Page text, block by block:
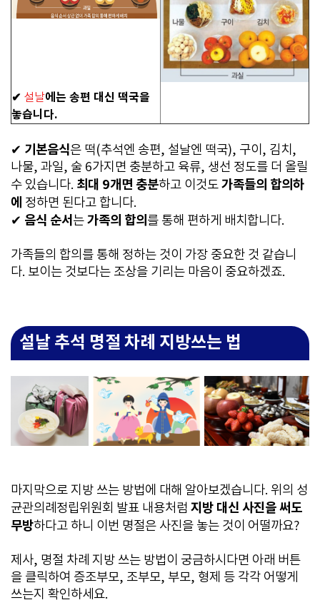
✔ 설날에는 송편 대신 떡국을
놓습니다.
✔ 기본음식은 떡(추석엔 송편, 설날엔 떡국), 구이, 김치,
나물, 과일, 술 6가지면 충분하고 육류, 생선 정도를 더 올릴
수 있습니다. 최대 9개면 충분하고 이것도 가족들의 합의하
에 정하면 된다고 합니다.
✔ 음식 순서 는 가족의 합의 를 통해 편하게 배치합니다.
가족들의 합의를 통해 정하는 것이 가장 중요한 것 같습니
다. 보이는 것보다는 조상을 기리는 마음이 중요하겠죠.
설날 추석 명절 차례 지방쓰는 법
마지막으로 지방 쓰는 방법에 대해 알아보겠습니다. 위의 성
균관의례정립위원회 발표 내용처럼 지방 대신 사진을 써도
무방하다고 하니 이번 명절은 사진을 놓는 것이 어떨까요?
제사, 명절 차례 지방 쓰는 방법이 궁금하시다면 아래 버튼
을 클릭하여 증조부모, 조부모, 부모, 형제 등 각각 어떻게
쓰는지 확인하세요.